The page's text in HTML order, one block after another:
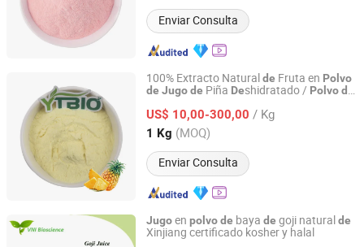
Enviar Consulta
100% Extracto Naturalde Fruta en Polvo
de Jugode Piña Deshidratado / Polvode
US$ 10,00-300,00 / Kg
1 Kg (MOQ)
Enviar Consulta
Shaanxi Yuantai Biological Technology Co., Ltd.
Shaanxi, China Desde 2021
Jugoen polvode baya de goji naturalde
Xinjiang certificado kosher y halal
Qingdao Vital Nutraceutical Ingredients Bioscience Co.,